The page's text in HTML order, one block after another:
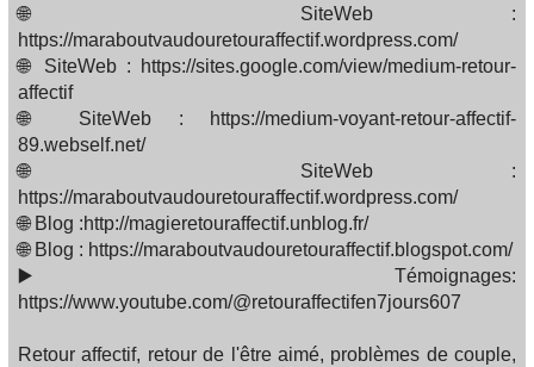
🌐 SiteWeb :
https://maraboutvaudouretouraffectif.wordpress.com/
🌐 SiteWeb : https://sites.google.com/view/medium-retour-
affectif
🌐 SiteWeb : https://medium-voyant-retour-affectif-
89.webself.net/
🌐 SiteWeb :
https://maraboutvaudouretouraffectif.wordpress.com/
🌐 Blog :http://magieretouraffectif.unblog.fr/
🌐 Blog : https://maraboutvaudouretouraffectif.blogspot.com/
▶️ Témoignages:
https://www.youtube.com/@retouraffectifen7jours607
Retour affectif, retour de l'être aimé, problèmes de couple,